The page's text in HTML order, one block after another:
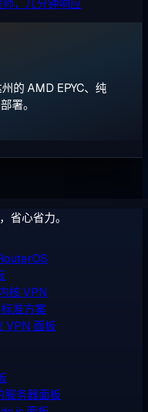
，几分钟响应
的 AMD EPYC、纯
署。
省心省力。
核 VPN
准方案
VPN 面板
服务器面板